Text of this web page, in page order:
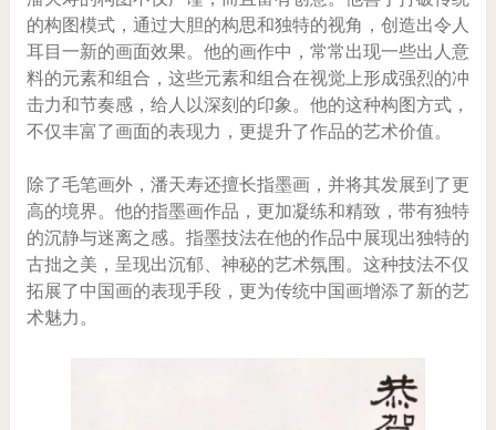
的构图模式，通过大胆的构思和独特的视角，创造出令人
耳目一新的画面效果。他的画作中，常常出现一些出人意
料的元素和组合，这些元素和组合在视觉上形成强烈的冲
击力和节奏感，给人以深刻的印象。他的这种构图方式，
不仅丰富了画面的表现力，更提升了作品的艺术价值。
除了毛笔画外，潘天寿还擅长指墨画，并将其发展到了更
高的境界。他的指墨画作品，更加凝练和精致，带有独特
的沉静与迷离之感。指墨技法在他的作品中展现出独特的
古拙之美，呈现出沉郁、神秘的艺术氛围。这种技法不仅
拓展了中国画的表现手段，更为传统中国画增添了新的艺
术魅力。